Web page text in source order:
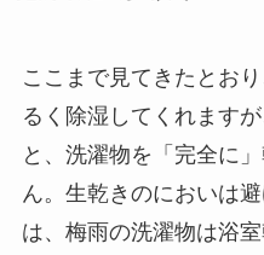
ここまで見てきたとお
るく除湿してくれます
と、洗濯物を「完全に
ん。生乾きのにおいは
は、梅雨の洗濯物は浴